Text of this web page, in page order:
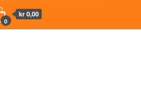
0
kr 0,00